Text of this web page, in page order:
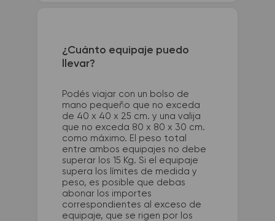
¿Cuánto equipaje puedo
llevar?
Podés viajar con un bolso de
mano pequeño que no exceda
de 40 x 40 x 25 cm. y una valija
que no exceda 80 x 80 x 30 cm.
como máximo. El peso total
entre ambos equipajes no debe
superar los 15 Kg. Si el equipaje
supera los límites de medida y
peso, es posible que debas
abonar los importes
correspondientes al exceso de
equipaje, que se rigen por los